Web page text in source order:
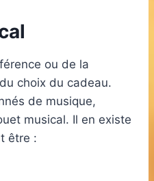
ou de la
choix du cadeau.
de musique,
musical. Il en existe
être :